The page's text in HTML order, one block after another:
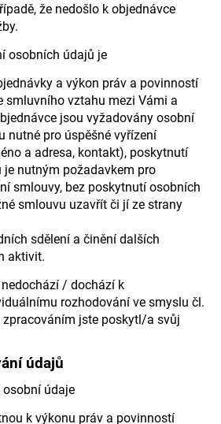
že nedošlo k objednávce
osobních údajů je
a výkon práv a povinností
smluvního vztahu mezi Vámi a
jsou vyžadovány osobní
nutné pro úspěšné vyřízení
a adresa, kontakt), poskytnutí
nutným požadavkem pro
smlouvy, bez poskytnutí osobních
smlouvu uzavřít či jí ze strany
sdělení a činění dalších
aktivit.
/ dochází k
rozhodování ve smyslu čl.
zpracováním jste poskytl/a svůj
údajů
osobní údaje
k výkonu práv a povinností